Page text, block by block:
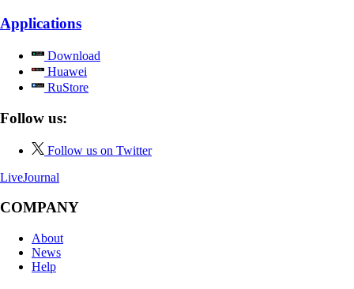
Applications
Download
Huawei
RuStore
Follow us:
Follow us on Twitter
LiveJournal
COMPANY
About
News
Help